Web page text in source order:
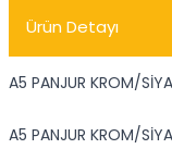
Ürün Detayı
A5 PANJUR KROM/
A5 PANJUR KROM/